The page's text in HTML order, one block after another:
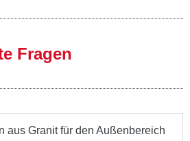
Fragen
aus Granit für den Außenbereich